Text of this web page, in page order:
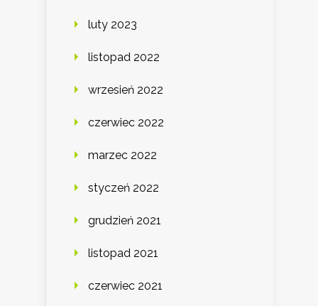
luty 2023
listopad 2022
wrzesień 2022
czerwiec 2022
marzec 2022
styczeń 2022
grudzień 2021
listopad 2021
czerwiec 2021